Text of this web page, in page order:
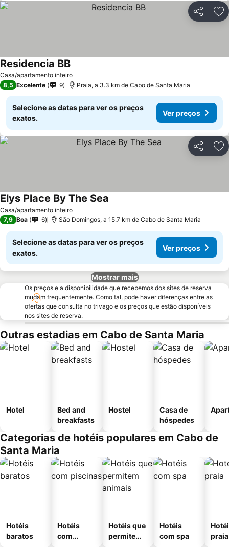
Partilhar
Casa/apartamento inteiro
Residencia BB
8,5 Excelente 9 Praia, a 3.3 km de Cabo de Santa Maria
Selecione as datas para ver os preços
exatos.
Ver preços
Partilhar
Casa/apartamento inteiro
Elys Place By The Sea
7,9 Boa 6 São Domingos, a 15.7 km de Cabo de Santa Maria
Selecione as datas para ver os preços
exatos.
Ver preços
Mostrar mais
Os preços e a disponibilidade que recebemos dos sites de reserva
mudam frequentemente. Como tal, pode haver diferenças entre as
ofertas que consulta no trivago e os preços que estão disponíveis
nos sites de reserva.
Outras estadias em Cabo de Santa Maria
Hotel
Bed and
breakfasts
Hostel
Casa de
hóspedes
Categorias de hotéis populares em Cabo de
Santa Maria
Hotéis
baratos
Hotéis
com
Hotéis que
permitem
Hotéis
com spa
praia